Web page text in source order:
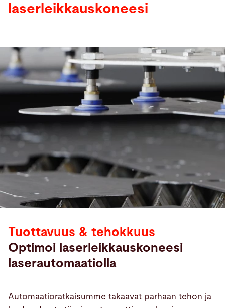
laserleikkauskoneesi
Tuottavuus & tehokkuus
Optimoi laserleikkauskoneesi
laserautomaatiolla
Automaatioratkaisumme takaavat parhaan tehon ja